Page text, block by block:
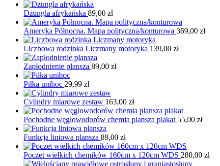
Dżungla afrykańska 89,00 zł
Ameryka Północna. Mapa polityczna/konturowa 369,00 zł
Liczbowa rodzinka Liczmany motoryka 139,00 zł
Zapłodnienie plansza 89,00 zł
Piłka unihoc 29,99 zł
Cylindry miarowe zestaw 163,00 zł
Pochodne węglowodorów chemia plansza plakat 55,00 zł
Funkcja liniowa plansza 89,00 zł
Poczet wielkich chemików 160cm x 120cm WDS 280,00 zł